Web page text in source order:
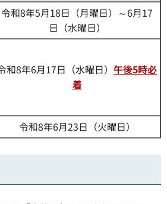
令和8年5月18日（月曜日）～6月17
日（水曜日）
和8年6月17日（水曜日） 午後5時必
着
令和8年6月23日（火曜日）